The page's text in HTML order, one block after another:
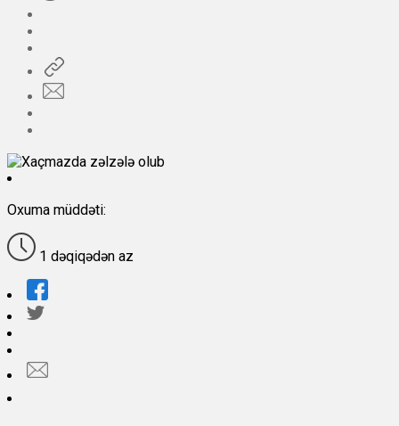
Oxuma müddəti:
1 dəqiqədən az